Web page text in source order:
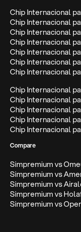
Chip Internacional
Chip Internacional
Chip Internacional
Chip Internacional
Chip Internacional
Chip Internacional
Chip Internacional
Chip Internacional
Chip Internacional
Chip Internacional
Chip Internacional
Chip Internacional
Compare
Simpremium vs
Simpremium vs
Simpremium vs
Simpremium vs
Simpremium vs